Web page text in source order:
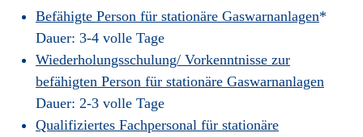
Befähigte Person für stationäre Gaswarnanlagen*
Dauer: 3-4 volle Tage
Wiederholungsschulung/ Vorkenntnisse zur
befähigten Person für stationäre Gaswarnanlagen
Dauer: 2-3 volle Tage
Qualifiziertes Fachpersonal für stationäre